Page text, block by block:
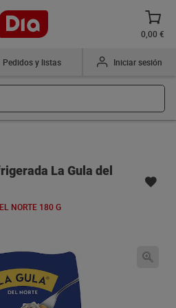
0,00 €
Pedidos y listas Iniciar sesión
La Gula del
NORTE 180 G